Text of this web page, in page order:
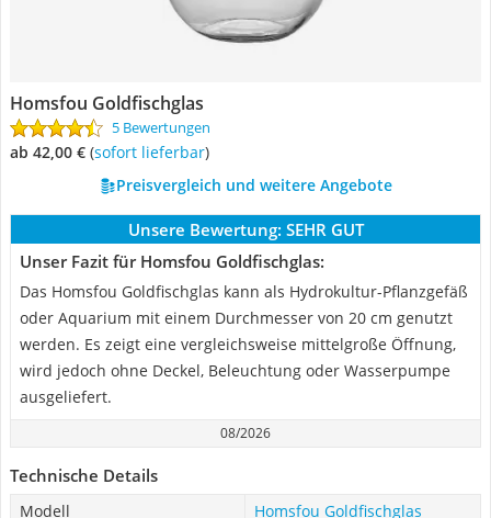
Homsfou Goldfischglas
5 Bewertungen
ab 42,00 € ( Sofort lieferbar)
Preisvergleich und weitere Angebote
Unsere Bewertung: SEHR GUT
Unser Fazit für Homsfou Goldfischglas:
Das Homsfou Goldfischglas kann als Hydrokultur-Pflanzgefäß
oder Aquarium mit einem Durchmesser von 20 cm genutzt
werden. Es zeigt eine vergleichsweise mittelgroße Öffnung,
wird jedoch ohne Deckel, Beleuchtung oder Wasserpumpe
ausgeliefert.
08/2026
Technische Details
Modell Homsfou Goldfischglas